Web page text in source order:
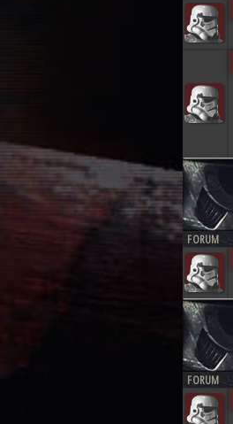
FORUM
FORUM